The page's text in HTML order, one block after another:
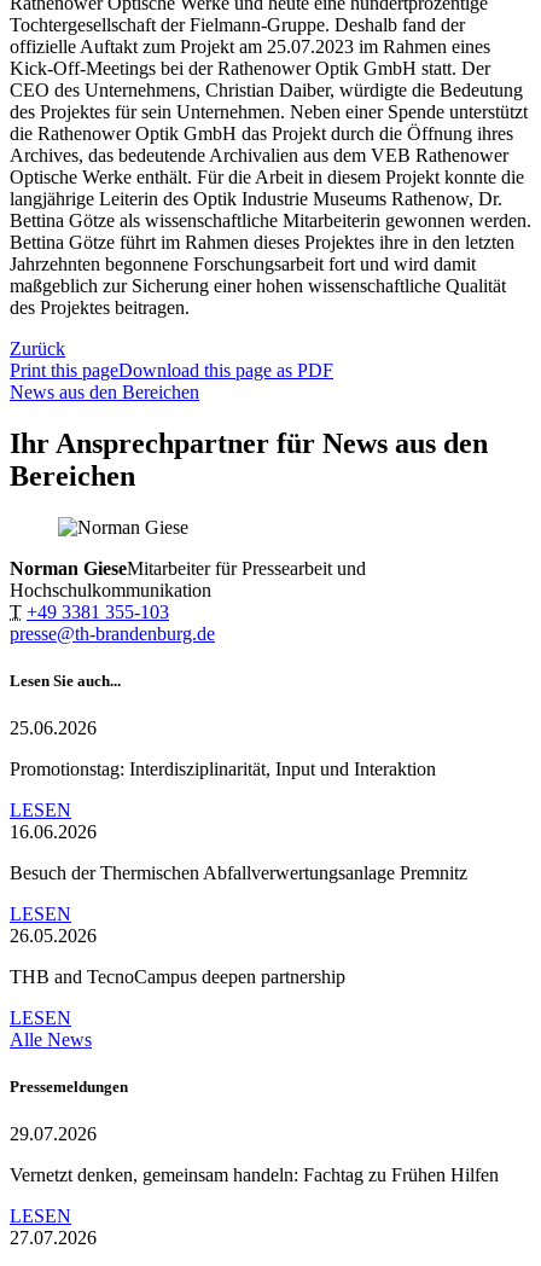
Tochtergesellschaft der Fielmann-Gruppe. Deshalb fand der
offizielle Auftakt zum Projekt am 25.07.2023 im Rahmen eines
Kick-Off-Meetings bei der Rathenower Optik GmbH statt. Der
CEO des Unternehmens, Christian Daiber, würdigte die Bedeutung
des Projektes für sein Unternehmen. Neben einer Spende unterstützt
die Rathenower Optik GmbH das Projekt durch die Öffnung ihres
Archives, das bedeutende Archivalien aus dem VEB Rathenower
Optische Werke enthält. Für die Arbeit in diesem Projekt konnte die
langjährige Leiterin des Optik Industrie Museums Rathenow, Dr.
Bettina Götze als wissenschaftliche Mitarbeiterin gewonnen werden.
Bettina Götze führt im Rahmen dieses Projektes ihre in den letzten
Jahrzehnten begonnene Forschungsarbeit fort und wird damit
maßgeblich zur Sicherung einer hohen wissenschaftliche Qualität
des Projektes beitragen.
Zurück
Print this pageDownload this page as PDF
News aus den Bereichen
Ihr Ansprechpartner für News aus den
Bereichen
Norman GieseMitarbeiter für Pressearbeit und
Hochschulkommunikation
T +49 3381 355-103
presse@th-brandenburg.de
Lesen Sie auch...
25.06.2026
Promotionstag: Interdisziplinarität, Input und Interaktion
LESEN
16.06.2026
Besuch der Thermischen Abfallverwertungsanlage Premnitz
LESEN
26.05.2026
THB and TecnoCampus deepen partnership
LESEN
Alle News
Pressemeldungen
29.07.2026
Vernetzt denken, gemeinsam handeln: Fachtag zu Frühen Hilfen
LESEN
27.07.2026